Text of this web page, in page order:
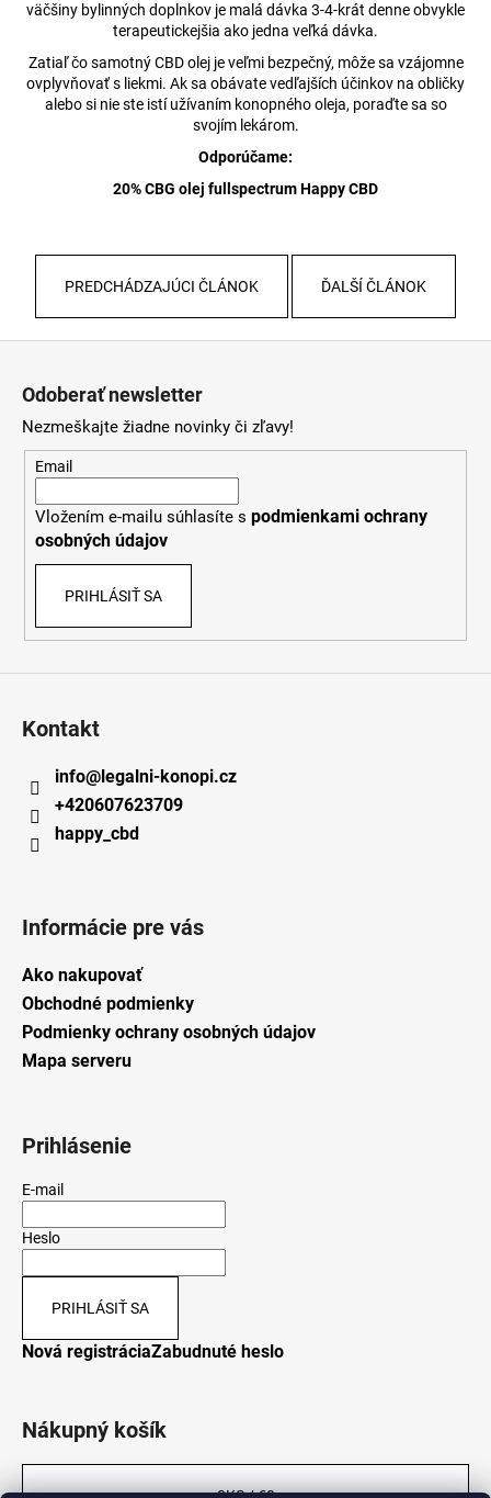
väčšiny bylinných doplnkov je malá dávka 3-4-krát denne obvykle
terapeutickejšia ako jedna veľká dávka.
Zatiaľ čo samotný CBD olej je veľmi bezpečný, môže sa vzájomne
ovplyvňovať s liekmi. Ak sa obávate vedľajších účinkov na obličky
alebo si nie ste istí užívaním konopného oleja, poraďte sa so
svojím lekárom.
Odporúčame:
20% CBG olej fullspectrum Happy CBD
PREDCHÁDZAJÚCI ČLÁNOK ĎALŠÍ ČLÁNOK
Odoberať newsletter
Nezmeškajte žiadne novinky či zľavy!
Email
Vložením e-mailu súhlasíte s podmienkami ochrany
osobných údajov
PRIHLÁSIŤ SA
Kontakt
info@legalni-konopi.cz
+420607623709
happy_cbd
Informácie pre vás
Ako nakupovať
Obchodné podmienky
Podmienky ochrany osobných údajov
Mapa serveru
Prihlásenie
E-mail
Heslo
PRIHLÁSIŤ SA
Nová registráciaZabudnuté heslo
Nákupný košík